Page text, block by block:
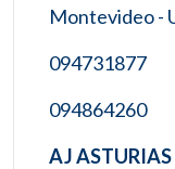
Montevideo -
094731877
094864260
AJ